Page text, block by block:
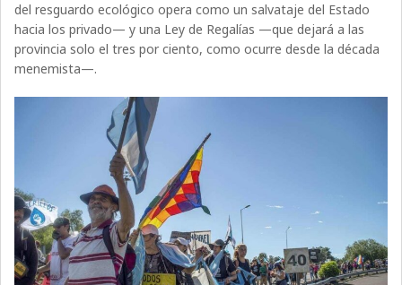
del resguardo ecológico opera como un salvataje del Estado
hacia los privado— y una Ley de Regalías —que dejará a las
provincia solo el tres por ciento, como ocurre desde la década
menemista—.